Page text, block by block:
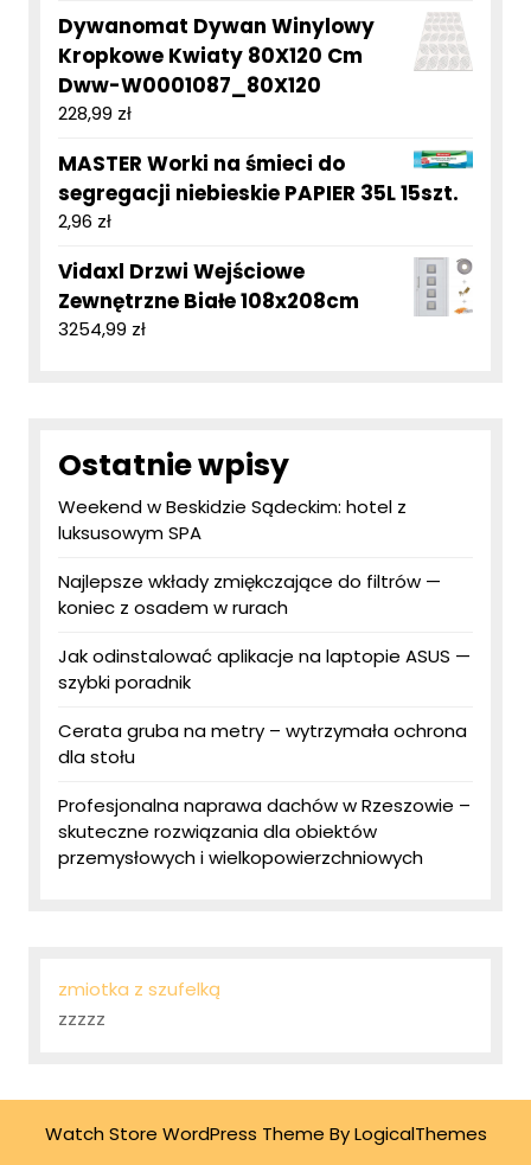
Dywanomat Dywan Winylowy
Kropkowe Kwiaty 80X120 Cm
Dww-W0001087_80X120
228,99 zł
MASTER Worki na śmieci do
segregacji niebieskie PAPIER 35L 15szt.
2,96 zł
Vidaxl Drzwi Wejściowe
Zewnętrzne Białe 108x208cm
3254,99 zł
Ostatnie wpisy
Weekend w Beskidzie Sądeckim: hotel z
luksusowym SPA
Najlepsze wkłady zmiękczające do filtrów —
koniec z osadem w rurach
Jak odinstalować aplikacje na laptopie ASUS —
szybki poradnik
Cerata gruba na metry – wytrzymała ochrona
dla stołu
Profesjonalna naprawa dachów w Rzeszowie –
skuteczne rozwiązania dla obiektów
przemysłowych i wielkopowierzchniowych
zmiotka z szufelką
zzzzz
Watch Store WordPress Theme By LogicalThemes